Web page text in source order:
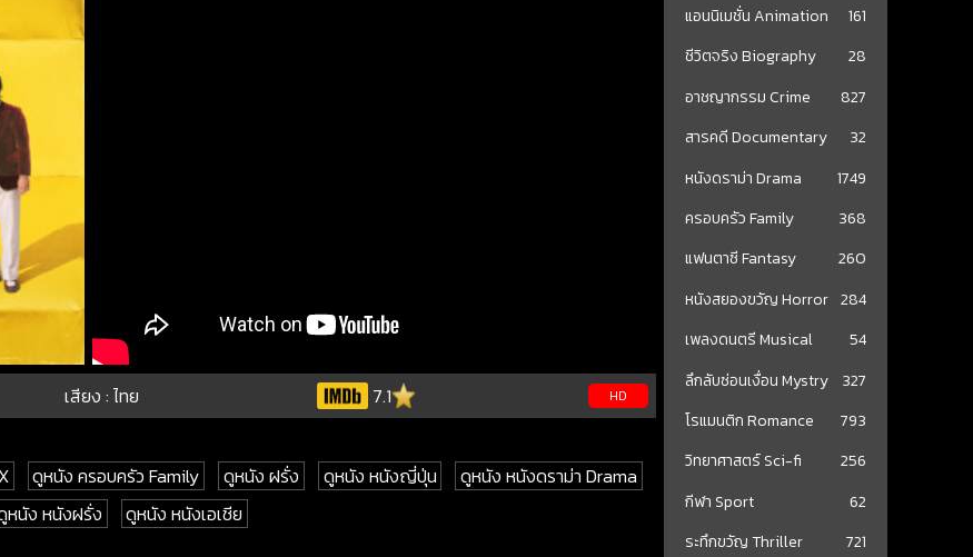
เสียง : ไทย 7.1 HD
ดูหนัง ครอบครัว Family ดูหนัง ฝรั่ง ดูหนัง หนังญี่ปุ่น
ดูหนัง หนังดราม่า Drama
หนัง หนังฝรั่ง ดูหนัง หนังเอเชีย
แอนนิเมชั่น Animation
161
ชีวิตจริง Biography
28
อาชญากรรม Crime
827
สารคดี Documentary
32
หนังดราม่า Drama
1749
ครอบครัว Family
368
แฟนตาซี Fantasy
260
หนังสยองขวัญ Horror 284
เพลงดนตรี Musical
54
ลึกลับซ่อนเงื่อน Mystry
327
โรแมนติก Romance
793
วิทยาศาสตร์ Sci-fi
256
กีฬา Sport
62
ระทึกขวัญ Thriller
721